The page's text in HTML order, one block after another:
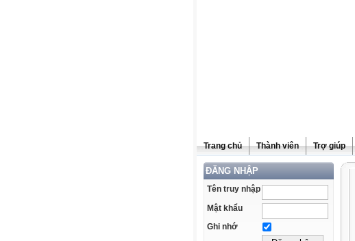
Trang chủ Thành viên Trợ giúp
ĐĂNG NHẬP
Tên truy nhập
Mật khẩu
Ghi nhớ